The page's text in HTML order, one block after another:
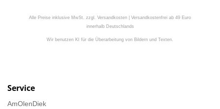
Alle Preise inklusive MwSt. zzgl. Versandkosten | Versandkostenfrei ab 49 Euro
innerhalb Deutschlands
Wir benutzen KI für die Überarbeitung von Bildern und Texten.
Service
AmOlenDiek